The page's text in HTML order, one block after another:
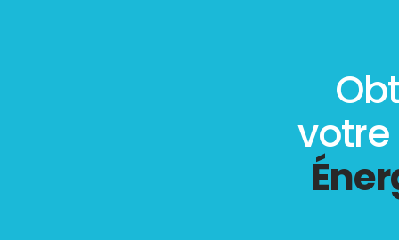
votre